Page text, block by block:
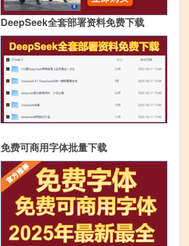
DeepSeek全套部署资料免费下载
免费可商用字体批量下载